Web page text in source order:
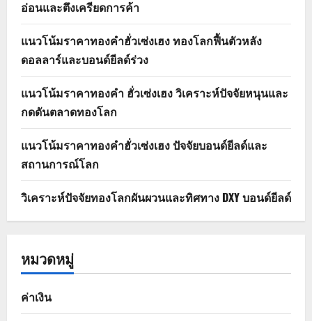
อ่อนและตึงเครียดการค้า
แนวโน้มราคาทองคำฮั่วเซ่งเฮง ทองโลกฟื้นตัวหลัง
ดอลลาร์และบอนด์ยีลด์ร่วง
แนวโน้มราคาทองคำ ฮั่วเซ่งเฮง วิเคราะห์ปัจจัยหนุนและ
กดดันตลาดทองโลก
แนวโน้มราคาทองคำฮั่วเซ่งเฮง ปัจจัยบอนด์ยีลด์และ
สถานการณ์โลก
วิเคราะห์ปัจจัยทองโลกผันผวนและทิศทาง DXY บอนด์ยีลด์
หมวดหมู่
ค่าเงิน